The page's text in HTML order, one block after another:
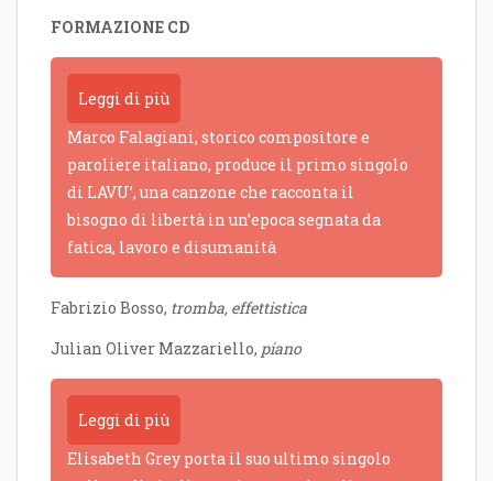
FORMAZIONE CD
Leggi di più
Marco Falagiani, storico compositore e
paroliere italiano, produce il primo singolo
di LAVU’, una canzone che racconta il
bisogno di libertà in un’epoca segnata da
fatica, lavoro e disumanità
Fabrizio Bosso, tromba, effettistica
Julian Oliver Mazzariello, piano
Leggi di più
Elisabeth Grey porta il suo ultimo singolo